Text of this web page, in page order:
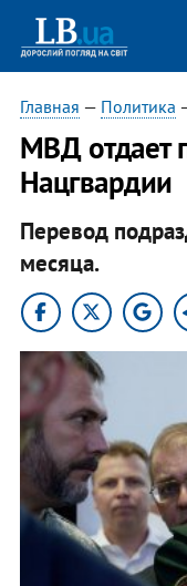
Главная — Политика
МВД отдает
Нацгвардии
Перевод
месяца.